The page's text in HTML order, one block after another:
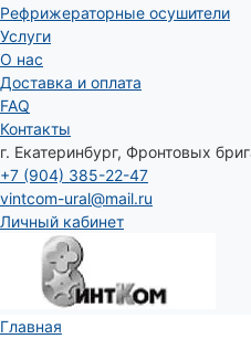
Рефрижераторные осушители
Услуги
О нас
Доставка и оплата
FAQ
Контакты
г. Екатеринбург, Фронтовых
+7 (904) 385-22-47
vintcom-ural@mail.ru
Личный кабинет
Главная